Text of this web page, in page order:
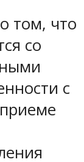
том, что
со
с